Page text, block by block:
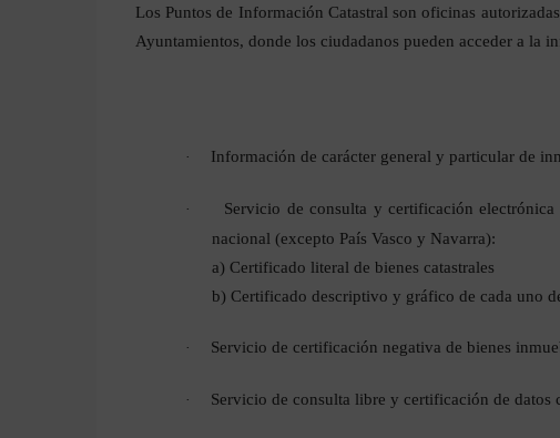
Los Puntos de Información Catastral son oficinas
Ayuntamientos, donde los ciudadanos pueden acceder a la
· Información de carácter general y particular de
·
Servicio de consulta y certificación
nacional (excepto País Vasco y Navarra):
a) Certificado literal de bienes catastrales
b) Certificado descriptivo y gráfico de cada uno
· Servicio de certificación negativa de bienes
· Servicio de consulta libre y certificación de datos